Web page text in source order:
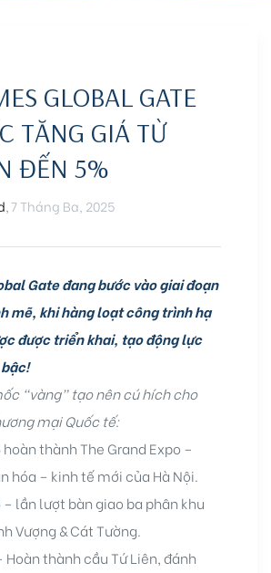
GLOBAL GATE
TĂNG GIÁ TỪ
ĐẾN 5%
7 Tháng Ba, 2025
Gate đang bước vào giai đoạn
mẽ, khi hàng loạt công trình hạ
được triển khai, tạo động lực
“vàng” tạo nên cú hích cho
mại Quốc tế:
thành The Grand Expo –
hóa – kinh tế mới của Hà Nội.
lần lượt bàn giao ba phân khu
Vượng & Cát Tường.
Hoàn thành cầu Tứ Liên, đánh